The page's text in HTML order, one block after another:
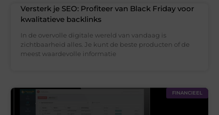
Versterk je SEO: Profiteer van Black Friday voor
kwalitatieve backlinks
In de overvolle digitale wereld van vandaag is
zichtbaarheid alles. Je kunt de beste producten of de
meest waardevolle informatie
FINANCIEEL